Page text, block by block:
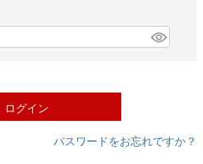
ログイン
パスワードをお忘れですか？